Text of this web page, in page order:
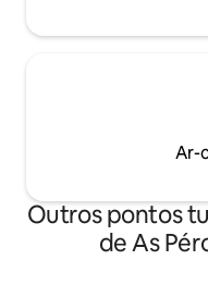
Ar-
Outros pontos
de As